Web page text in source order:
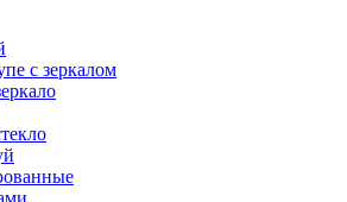
с зеркалом